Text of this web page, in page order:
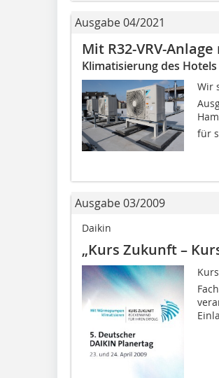
Ausgabe 04/2021
Mit R32-VRV-
Klimatisierung des
für
Ausgabe 03/2009
Daikin
„Kurs Zukunft –